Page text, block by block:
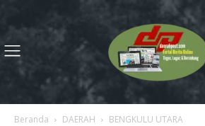
Beranda DAERAH BENGKULU UTARA